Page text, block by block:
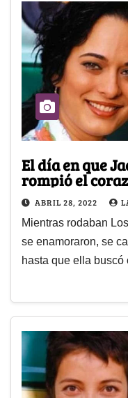
El día en que
rompió el
ABRIL 28, 2022
Mientras rodaban
se enamoraron, se
hasta que ella buscó